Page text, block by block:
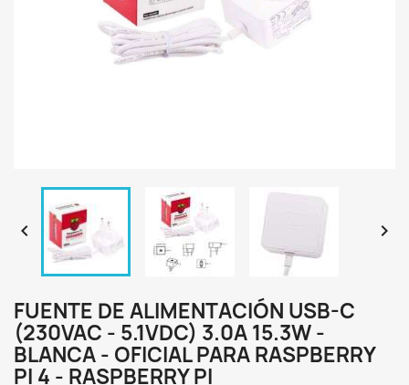
 
FUENTE DE ALIMENTACIÓN USB-C
(230VAC - 5.1VDC) 3.0A 15.3W -
BLANCA - OFICIAL PARA RASPBERRY
PI 4 - RASPBERRY PI